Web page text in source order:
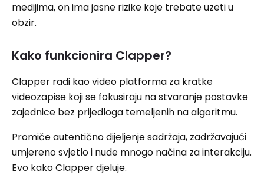
medijima, on ima jasne rizike koje trebate uzeti u
obzir.
Kako funkcionira Clapper?
Clapper radi kao video platforma za kratke
videozapise koji se fokusiraju na stvaranje postavke
zajednice bez prijedloga temeljenih na algoritmu.
Promiče autentično dijeljenje sadržaja, zadržavajući
umjereno svjetlo i nude mnogo načina za interakciju.
Evo kako Clapper djeluje.